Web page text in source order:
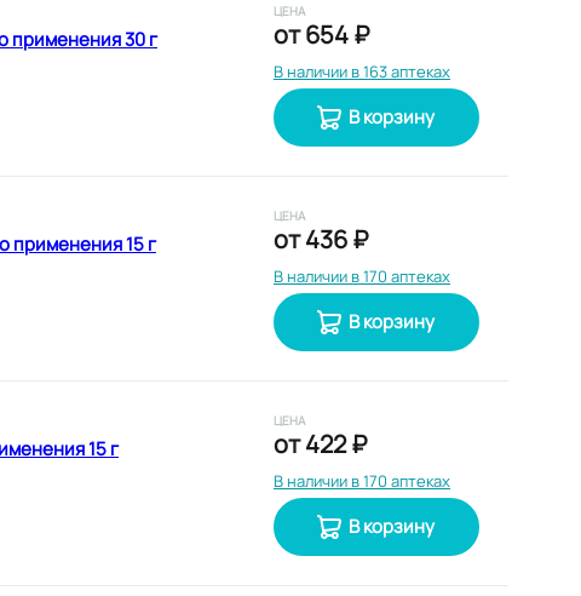
применения 30 г
ЦЕНА
от654 ₽
В наличии в 163 аптеках
В корзину
применения 15 г
ЦЕНА
от436 ₽
В наличии в 170 аптеках
В корзину
15 г
ЦЕНА
от422 ₽
В наличии в 170 аптеках
В корзину